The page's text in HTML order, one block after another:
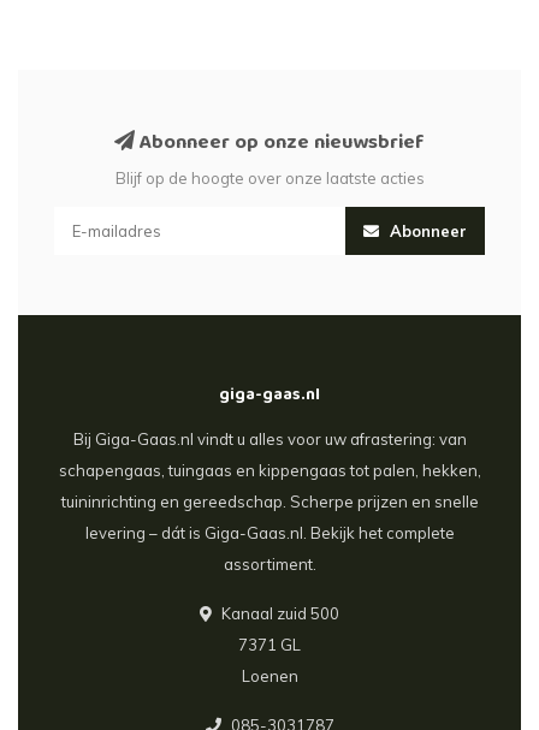
Abonneer op onze nieuwsbrief
Blijf op de hoogte over onze laatste acties
Abonneer
giga-gaas.nl
Bij Giga-Gaas.nl vindt u alles voor uw afrastering: van
schapengaas, tuingaas en kippengaas tot palen, hekken,
tuininrichting en gereedschap. Scherpe prijzen en snelle
levering – dát is Giga-Gaas.nl. Bekijk het complete
assortiment.
Kanaal zuid 500
7371 GL
Loenen
085-3031787